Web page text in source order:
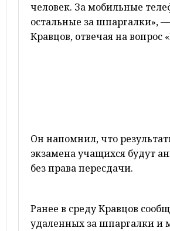
человек. За мобильные
остальные за шпаргалки»,
Кравцов, отвечая на вопрос
Он напомнил, что
экзамена учащихся будут
без права пересдачи.
Ранее в среду Кравцов
удаленных за шпаргалки и